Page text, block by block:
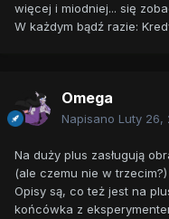
więcej i miodniej... się
W każdym bądź razie:
Omega
Napisano Luty 26,
Na duży plus zasługują
(ale czemu nie w trzecim?)
Opisy są, co też jest na
końcówka z